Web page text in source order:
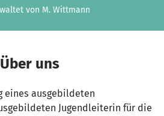
von M. Wittmann
Über uns
eines ausgebildeten
Jugendleiterin für die